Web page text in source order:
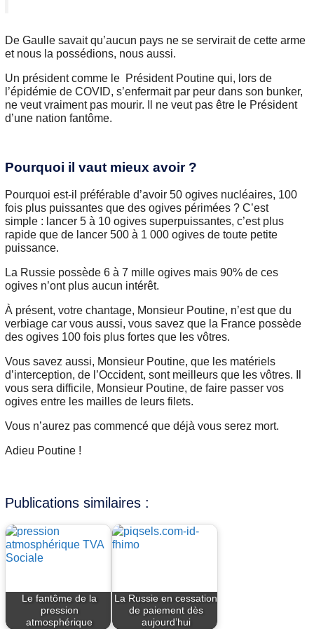
De Gaulle savait qu’aucun pays ne se servirait de cette arme
et nous la possédions, nous aussi.
Un président comme le Président Poutine qui, lors de
l’épidémie de COVID, s’enfermait par peur dans son bunker,
ne veut vraiment pas mourir. Il ne veut pas être le Président
d’une nation fantôme.
Pourquoi il vaut mieux avoir ?
Pourquoi est-il préférable d’avoir 50 ogives nucléaires, 100
fois plus puissantes que des ogives périmées ? C’est
simple : lancer 5 à 10 ogives superpuissantes, c’est plus
rapide que de lancer 500 à 1 000 ogives de toute petite
puissance.
La Russie possède 6 à 7 mille ogives mais 90% de ces
ogives n’ont plus aucun intérêt.
À présent, votre chantage, Monsieur Poutine, n’est que du
verbiage car vous aussi, vous savez que la France possède
des ogives 100 fois plus fortes que les vôtres.
Vous savez aussi, Monsieur Poutine, que les matériels
d’interception, de l’Occident, sont meilleurs que les vôtres. Il
vous sera difficile, Monsieur Poutine, de faire passer vos
ogives entre les mailles de leurs filets.
Vous n’aurez pas commencé que déjà vous serez mort.
Adieu Poutine !
Publications similaires :
Le fantôme de la
pression
atmosphérique
La Russie en cessation
de paiement dès
aujourd’hui